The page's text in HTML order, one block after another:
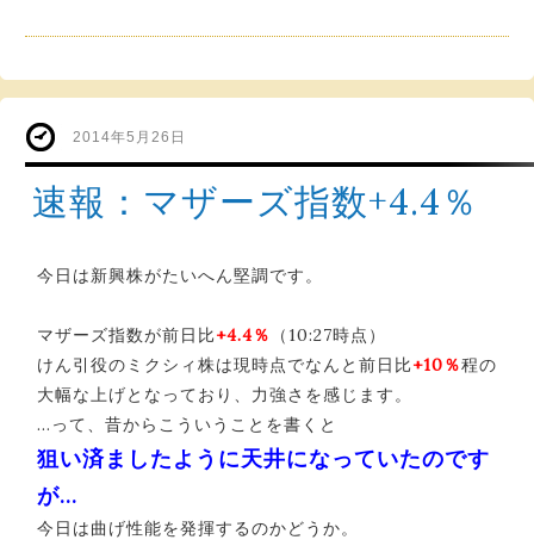
2014年5月26日
速報：マザーズ指数+4.4％
今日は新興株がたいへん堅調です。
マザーズ指数が前日比+4.4％
（10:27時点）
けん引役のミクシィ株は現時点でなんと前日比+10％程の
大幅な上げとなっており、力強さを感じます。
…って、昔からこういうことを書くと
狙い済ましたように天井になっていたのです
が…
今日は曲げ性能を発揮するのかどうか。